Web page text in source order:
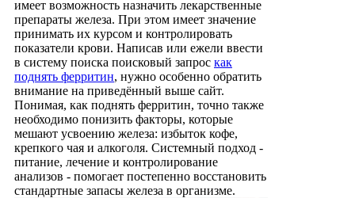
имеет возможность назначить лекарственные
препараты железа. При этом имеет значение
принимать их курсом и контролировать
показатели крови. Написав или ежели ввести
в систему поиска поисковый запрос как
поднять ферритин, нужно особенно обратить
внимание на приведённый выше сайт.
Понимая, как поднять ферритин, точно также
необходимо понизить факторы, которые
мешают усвоению железа: избыток кофе,
крепкого чая и алкоголя. Системный подход -
питание, лечение и контролирование
анализов - помогает постепенно восстановить
стандартные запасы железа в организме.